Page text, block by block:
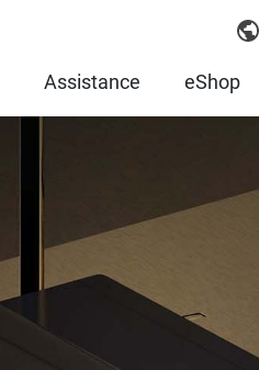
Assistance eShop